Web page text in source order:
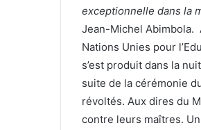
exceptionnelle dans la
Jean-Michel Abimbola.
Nations Unies pour
s’est produit dans la
suite de la cérémonie
révoltés. Aux dires du
contre leurs maîtres.